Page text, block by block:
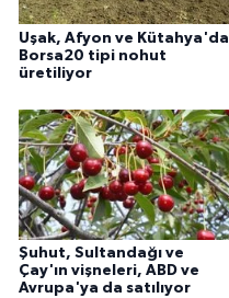
Uşak, Afyon ve Kütahya'da
Borsa20 tipi nohut
üretiliyor
Şuhut, Sultandağı ve
Çay'ın vişneleri, ABD ve
Avrupa'ya da satılıyor